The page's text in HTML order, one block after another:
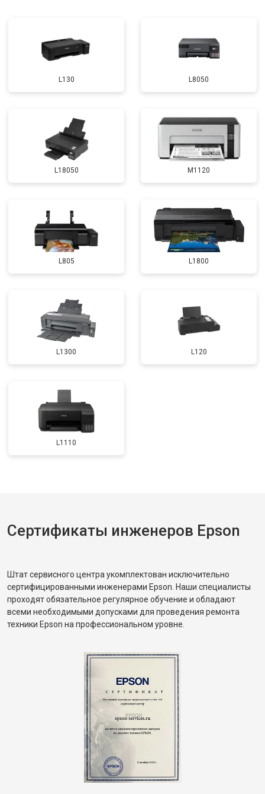
L130 L8050
L18050 M1120
L805 L1800
L1300 L120
L1110
Сертификаты инженеров Epson
Штат сервисного центра укомплектован исключительно
сертифицированными инженерами Epson. Наши специалисты
проходят обязательное регулярное обучение и обладают
всеми необходимыми допусками для проведения ремонта
техники Epson на профессиональном уровне.